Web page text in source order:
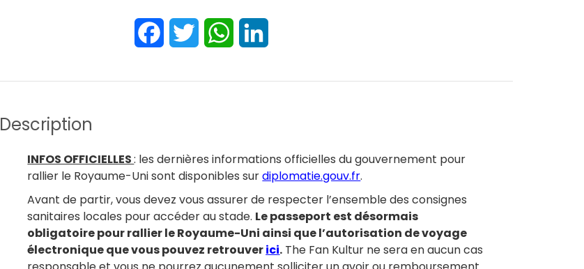
FacebookTwitter WhatsApp
Description
INFOS OFFICIELLES: les dernières informations officielles du gouvernement pour
rallier le Royaume-Uni sont disponibles surdiplomatie.gouv.fr.
Avant de partir, vous devez vous assurer de respecter l’ensemble des consignes
sanitaires locales pour accéder au stade. Le passeport est désormais
obligatoire pour rallier le Royaume-Uni ainsi que l’autorisation de voyage
électronique que vous pouvez retrouverici. The Fan Kultur ne sera en aucun cas